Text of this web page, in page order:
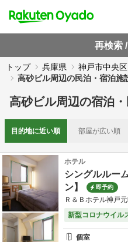
再検索
トップ 兵庫県
神戸市中央区
高砂ビル周辺の民泊・宿泊施
高砂ビル周辺の宿泊
目的地に近い順 部屋が広い順
ホテル
シングルルー
ン】
即予約
Ｒ＆Ｂホテル神戸
新型コロナウイル
個室